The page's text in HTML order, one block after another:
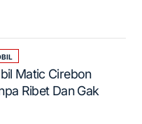
Matic Cirebon
Ribet Dan Gak